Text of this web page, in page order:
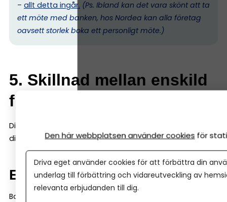
– allt detta ingår. (Ps. Ibland kan det vara skönt att ta
ett möte med banken, hos Nordea kan alla företag
oavsett storlek boka ett personligt möte.)
5. Skillnad mellan enskild
firma och aktiebolag
Ditt val av företagsform påverkar hur banken bedömer
dig.
Enskild firma
Banken tittar mycket på din privata ekonomi.
Den här webbplatsen använder cookies för
Driva eget använder cookies för att förbättra din
underlag till förbättring och vidareutveckling av
relevanta erbjudanden till dig.